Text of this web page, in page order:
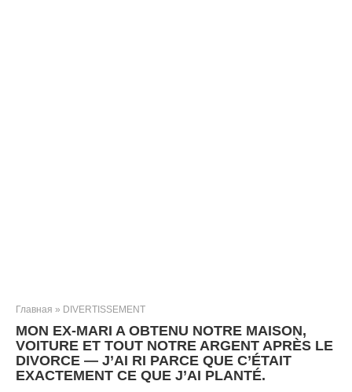
Главная » DIVERTISSEMENT
MON EX-MARI A OBTENU NOTRE MAISON,
VOITURE ET TOUT NOTRE ARGENT APRÈS LE
DIVORCE — J’AI RI PARCE QUE C’ÉTAIT
EXACTEMENT CE QUE J’AI PLANTÉ.